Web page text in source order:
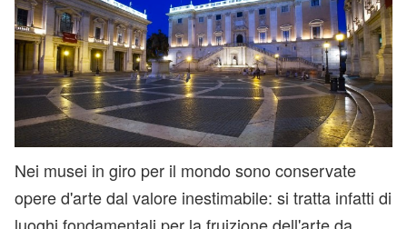
Nei musei in giro per il mondo sono conservate
opere d'arte dal valore inestimabile: si tratta infatti di